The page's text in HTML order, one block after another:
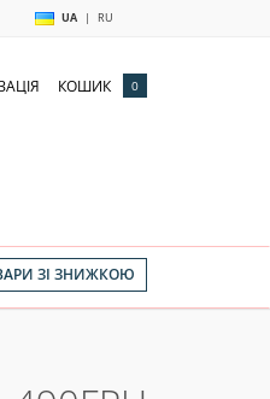
UA | RU
КОШИК 0
ЗІ ЗНИЖКОЮ